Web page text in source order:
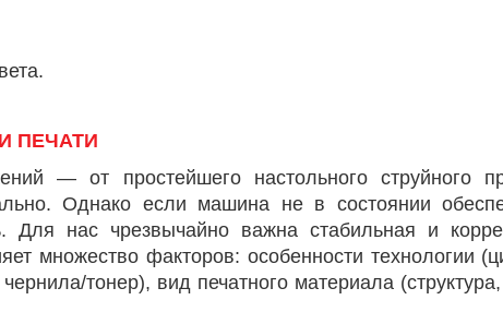
ПЕЧАТИ
— от простейшего настольного струйного
Однако если машина не в состоянии
Для нас чрезвычайно важна стабильная и
множество факторов: особенности технологии
тонер), вид печатного материала